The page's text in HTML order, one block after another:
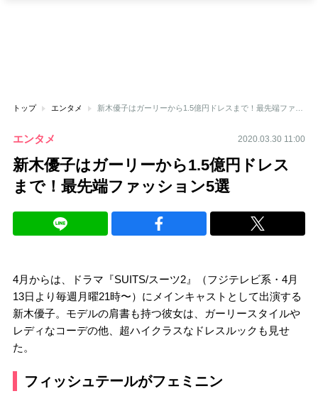
トップ エンタメ
エンタメ 2020.03.30 11:00
新木優子はガーリーから1.5億円ドレス
まで！最先端ファッション5選
4月からは、ドラマ『SUITS/スーツ2』（フジテレビ系・4月
13日より毎週月曜21時〜）にメインキャストとして出演する
新木優子。モデルの肩書も持つ彼女は、ガーリースタイルや
レディなコーデの他、超ハイクラスなドレスルックも見せ
た。
フィッシュテールがフェミニン